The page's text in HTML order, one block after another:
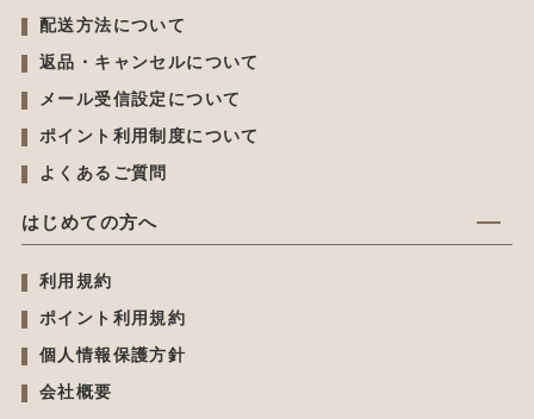
配送方法について
返品・キャンセルについて
メール受信設定について
ポイント利用制度について
よくあるご質問
はじめての方へ
利用規約
ポイント利用規約
個人情報保護方針
会社概要